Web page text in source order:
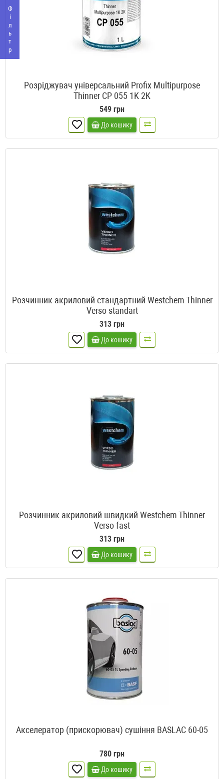
Фільтр
Розріджувач універсальний Profix Multipurpose
Thinner CP 055 1K 2K
549 грн
До кошику
Розчинник акриловий стандартний Westchem Thinner
Verso standart
313 грн
До кошику
Розчинник акриловий швидкий Westchem Thinner
Verso fast
313 грн
До кошику
Акселератор (прискорювач) сушіння BASLAC 60-05
780 грн
До кошику